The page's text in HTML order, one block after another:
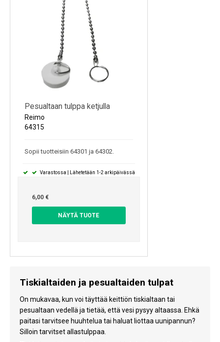
Pesualtaan tulppa ketjulla
Reimo
64315
Sopii tuotteisiin 64301 ja 64302.
Varastossa | Lähetetään 1-2 arkipäivässä
6,00 €
NÄYTÄ TUOTE
Tiskialtaiden ja pesualtaiden tulpat
On mukavaa, kun voi täyttää keittiön tiskialtaan tai
pesualtaan vedellä ja tietää, että vesi pysyy altaassa. Ehkä
paitasi tarvitsee huuhtelua tai haluat liottaa uunipannun?
Silloin tarvitset allastulppaa.